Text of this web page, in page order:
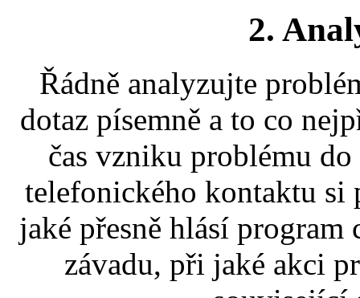
2.
Řádně analyzujte
dotaz písemně a to co
čas vzniku problému
telefonického kontaktu si
jaké přesně hlásí
závadu, při jaké akci